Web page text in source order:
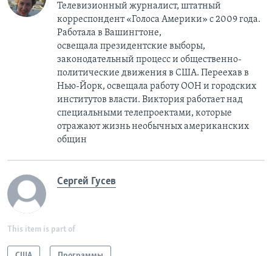
Телевизионный журналист, штатный
корреспондент «Голоса Америки» с 2009 года.
Работала в Вашингтоне,
освещала президентские выборы,
законодательный процесс и общественно-
политические движения в США. Переехав в
Нью-Йорк, освещала работу ООН и городских
институтов власти. Виктория работает над
специальными телепроектами, которые
отражают жизнь необычных американских
общин
Сергей Гусев
This item is part of